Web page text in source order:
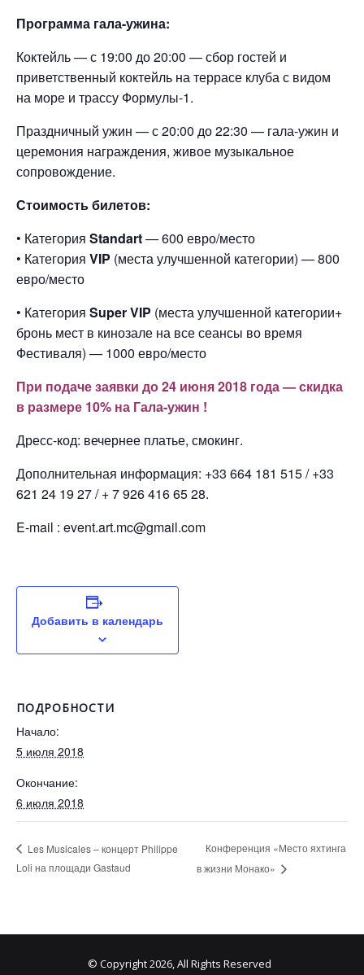
Программа гала-ужина:
Коктейль — с 19:00 до 20:00 — сбор гостей и
приветственный коктейль на террасе клуба с видом
на море и трассу Формулы-1.
Праздничный ужин — с 20:00 до 22:30 — гала-ужин и
церемония награждения, живое музыкальное
сопровождение.
Стоимость билетов:
• Категория Standart— 600 евро/место
• Категория VIP (места улучшенной категории) — 800
евро/место
• Категория Super VIP (места улучшенной категории+
бронь мест в кинозале на все сеансы во время
Фестиваля) — 1000 евро/место
При подаче заявки до 24 июня 2018 года — скидка
в размере 10% на Гала-ужин !
Дресс-код: вечернее платье, смокинг.
Дополнительная информация: +33 664 181 515 / +33
621 24 19 27 / + 7 926 416 65 28.
E-mail : event.art.mc@gmail.com
Добавить в календарь
ПОДРОБНОСТИ
Начало:
5 июля 2018
Окончание:
6 июля 2018
Les Musicales – концерт Philippe
Loli на площади Gastaud
Конференция «Место яхтинга
в жизни Монако»
© Copyright 2026, All Rights Reserved